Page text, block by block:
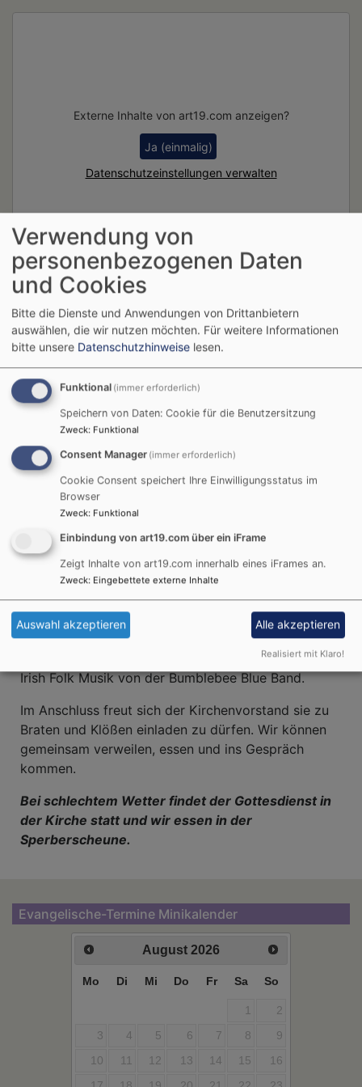
Externe Inhalte von art19.com anzeigen?
Ja (einmalig)
Datenschutzeinstellungen verwalten
Breadcrumb
Startseite Salz und Licht
Salz und Licht
unseren Nachbar*innen
wir zu einem
Kirchgarten St. Helena
10:00 Uhr ein.
Der Gottesdienst wird
gerahmt von
Gemeindeliedern mit
Gitarrenmusik sowie
Irish Folk Musik von der Bumblebee Blue Band.
Im Anschluss freut sich der Kirchenvorstand sie zu
Braten und Klößen einladen zu dürfen. Wir können
gemeinsam verweilen, essen und ins Gespräch
kommen.
Bei schlechtem Wetter findet der Gottesdienst in
der Kirche statt und wir essen in der
Sperberscheune.
Evangelische-Termine Minikalender
August 2026
Mo Di Mi Do Fr Sa So
1
2
3
4 5 6 7 8
9
10
11 12 13 14 15
16
Verwendung von
personenbezogenen Daten
und Cookies
Bitte die Dienste und Anwendungen von Drittanbietern
auswählen, die wir nutzen möchten. Für weitere Informationen
bitte unsere Datenschutzhinweise lesen.
Funktional (immer erforderlich)
Speichern von Daten: Cookie für die Benutzersitzung
Zweck: Funktional
Consent Manager (immer erforderlich)
Cookie Consent speichert Ihre Einwilligungsstatus im
Browser
Zweck: Funktional
Einbindung von art19.com über ein iFrame
Zeigt Inhalte von art19.com innerhalb eines iFrames an.
Zweck: Eingebettete externe Inhalte
Auswahl akzeptieren Alle akzeptieren
Realisiert mit Klaro!